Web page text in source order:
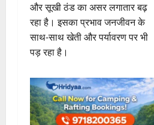
और सूखी ठंड का असर लगातार बढ़
रहा है। इसका प्रभाव जनजीवन के
साथ-साथ खेती और पर्यावरण पर भी
पड़ रहा है।